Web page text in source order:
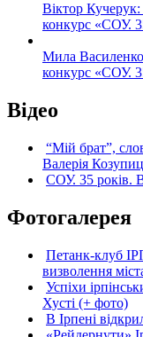
Віктор
конкурс «СОУ. 35
Мила
конкурс «СОУ. 35
Відео
“Мій брат”,
Валерія
СОУ. 35 років.
Фотогалерея
Петанк-клуб
визволення
Успіхи
Хусті (+ фото)
В Ірпені